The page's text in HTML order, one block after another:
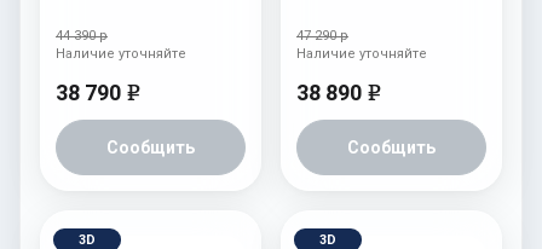
сумка Nordic
44 390 р
38 790 e
Сообщить
Наличие уточняйте
Nordic
47 290 р
38 890 e
Сообщить
Наличие уточняйте
3D 3D